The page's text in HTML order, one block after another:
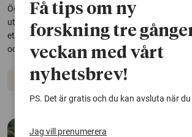
Ögoninfektioner är vanligt bland renar, särskilt i
utfodring i hägn. En avhandling från SLU visar
ett mer strukturerat renhälsoarbete i Sverige,
och för en hållbar renskötsel i en föränderlig
Djur
Få tips om ny
forskning tre
veckan med vårt
nyhetsbrev!
PS. Det är gratis och du kan avsluta när du
Jag vill prenumerera